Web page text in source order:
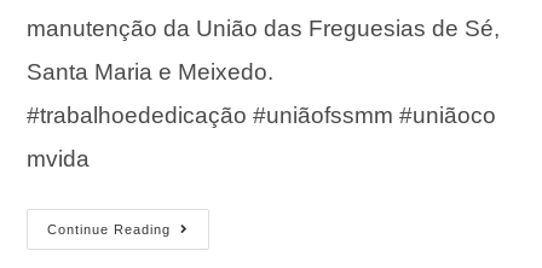
manutenção da União das Freguesias de Sé,
Santa Maria e Meixedo.
#trabalhoededicação #uniãofssmm #uniãoco
mvida
Continue Reading